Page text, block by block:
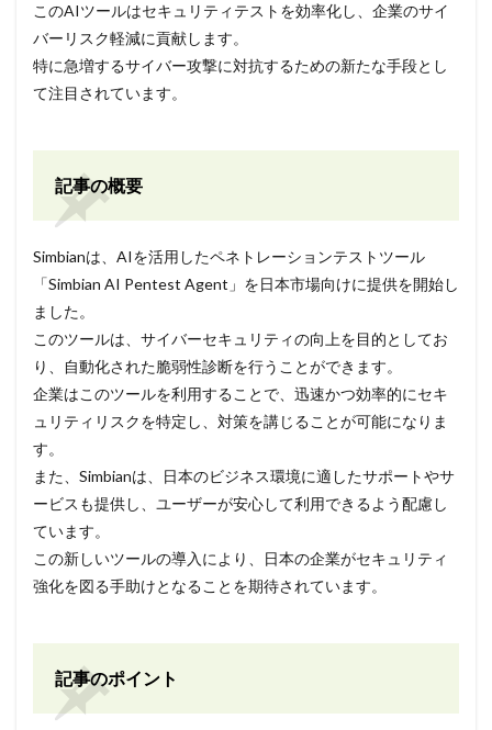
このAIツールはセキュリティテストを効率化し、企業のサイ
バーリスク軽減に貢献します。
特に急増するサイバー攻撃に対抗するための新たな手段とし
て注目されています。
記事の概要
Simbianは、AIを活用したペネトレーションテストツール
「Simbian AI Pentest Agent」を日本市場向けに提供を開始し
ました。
このツールは、サイバーセキュリティの向上を目的としてお
り、自動化された脆弱性診断を行うことができます。
企業はこのツールを利用することで、迅速かつ効率的にセキ
ュリティリスクを特定し、対策を講じることが可能になりま
す。
また、Simbianは、日本のビジネス環境に適したサポートやサ
ービスも提供し、ユーザーが安心して利用できるよう配慮し
ています。
この新しいツールの導入により、日本の企業がセキュリティ
強化を図る手助けとなることを期待されています。
記事のポイント